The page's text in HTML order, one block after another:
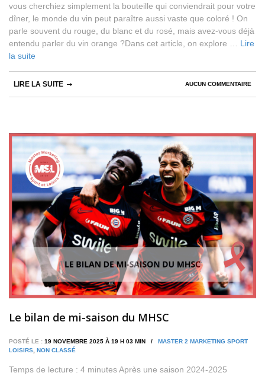
vous cherchiez simplement la bouteille qui conviendrait pour votre
dîner, le monde du vin peut paraître aussi vaste que coloré ! On
parle souvent du rouge, du blanc et du rosé, mais avez-vous déjà
entendu parler du vin orange ?Dans cet article, on explore … Lire
la suite
AUCUN COMMENTAIRE
LIRE LA SUITE
Le bilan de mi-saison du MHSC
POSTÉ LE : 19 NOVEMBRE 2025 À 19 H 03 MIN / MASTER 2 MARKETING SPORT
LOISIRS NON CLASSÉ
Temps de lecture : 4 minutes Après une saison 2024-2025